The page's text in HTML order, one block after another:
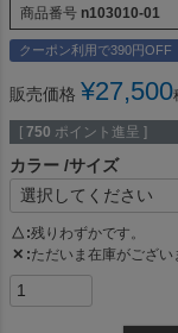
商品番号 n103010-01
クーポン利用で390円OFF
販売価格 ¥27,500
[ 750 ポイント進呈 ]
カラー サイズ
△ 残りわずかです。
✕ ただいま在庫がござい